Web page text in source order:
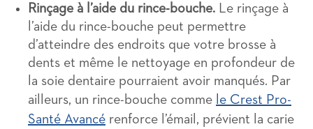
Rinçage à l’aide du rince-bouche. Le rinçage à
l’aide du rince-bouche peut permettre
d’atteindre des endroits que votre brosse à
dents et même le nettoyage en profondeur de
la soie dentaire pourraient avoir manqués. Par
ailleurs, un rince-bouche comme le Crest Pro-
Santé Avancé renforce l’émail, prévient la carie